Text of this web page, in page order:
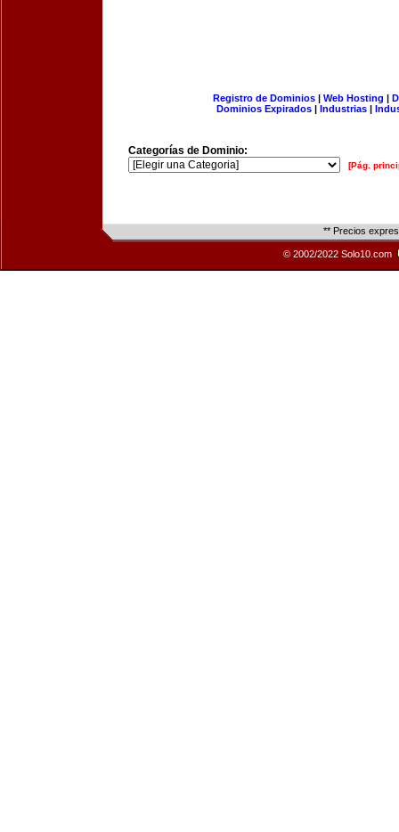
Registro de Dominios| Web Hosting |
Dominios Expirados | Industrias |
Categorías de Dominio:
[Pág.
** Precios
© 2002/2022 Solo10.com